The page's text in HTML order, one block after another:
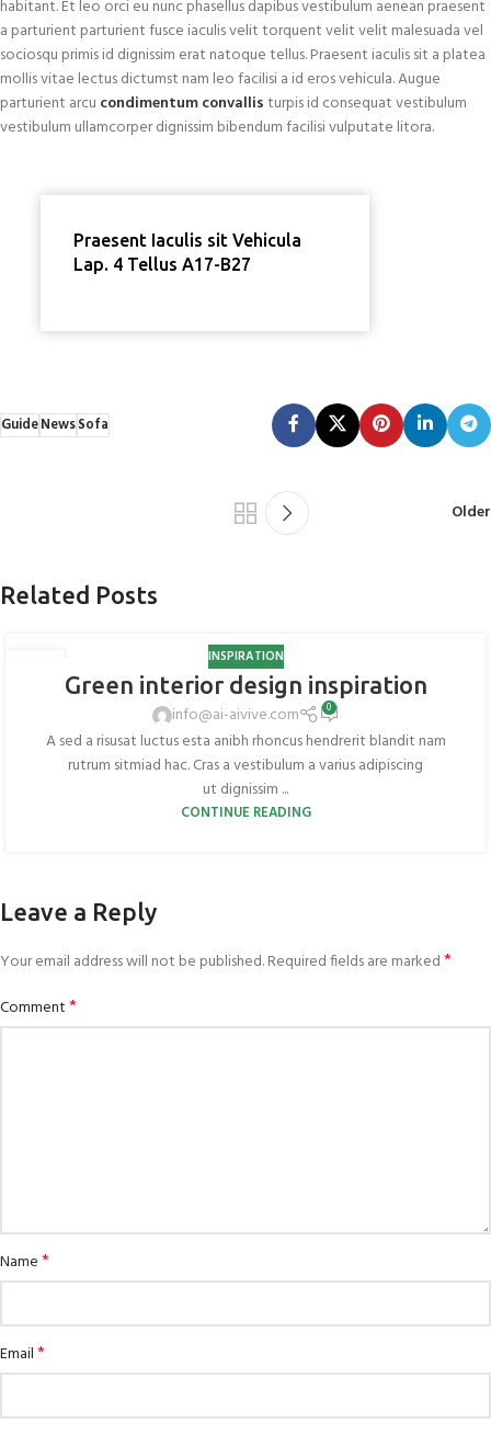
habitant. Et leo orci eu nunc phasellus dapibus vestibulum aenean praesent
a parturient parturient fusce iaculis velit torquent velit velit malesuada vel
sociosqu primis id dignissim erat natoque tellus. Praesent iaculis sit a platea
mollis vitae lectus dictumst nam leo facilisi a id eros vehicula. Augue
parturient arcu condimentum convallisturpis id consequat vestibulum
vestibulum ullamcorper dignissim bibendum facilisi vulputate litora.
Praesent Iaculis sit Vehicula
Lap. 4 Tellus A17-B27
GuideNewsSofa
Older
Related Posts
INSPIRATION
Green interior design inspiration
info@ai-aivive.com 0
A sed a risusat luctus esta anibh rhoncus hendrerit blandit nam
rutrum sitmiad hac. Cras a vestibulum a varius adipiscing
ut dignissim ...
CONTINUE READING
Leave a Reply
Your email address will not be published.Required fields are marked*
Comment*
Name*
Email*